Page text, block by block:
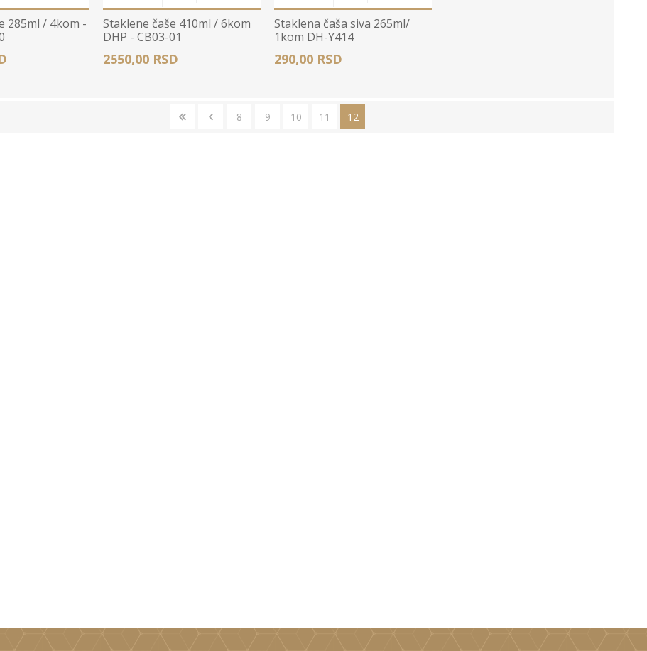
Posudje
285ml / 4kom -
Staklene čaše 410ml / 6kom
DHP - CB03-01
2550,00 RSD
Staklena čaša siva 265ml/
1kom DH-Y414
290,00 RSD
8 9 10 11 12